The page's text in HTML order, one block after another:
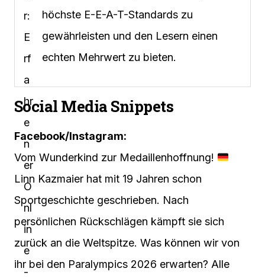
höchste E-E-A-T-Standards zu
gewährleisten und den Lesern einen
echten Mehrwert zu bieten.
Social Media Snippets
Facebook/Instagram:
Vom Wunderkind zur Medaillenhoffnung!
Linn Kazmaier hat mit 19 Jahren schon
Sportgeschichte geschrieben. Nach
persönlichen Rückschlägen kämpft sie sich
zurück an die Weltspitze. Was können wir von
ihr bei den Paralympics 2026 erwarten? Alle